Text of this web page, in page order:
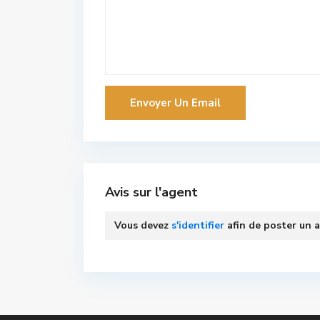
Avis sur l'agent
Vous devez s'identifier afin de poster un